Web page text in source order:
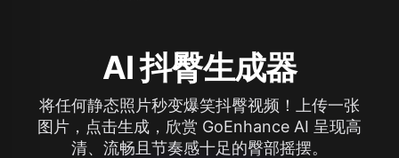
AI 抖臀生成器
将任何静态照片秒变爆笑抖臀视频！上传一张
图片，点击生成，欣赏 GoEnhance AI 呈现高
清、流畅且节奏感十足的臀部摇摆。